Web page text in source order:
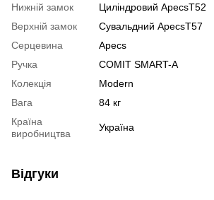
Нижній замок
Циліндровий ApecsT52
Верхній замок
Сувальдний ApecsT57
Серцевина
Apecs
Ручка
COMIT SMART-A
Колекція
Modern
Вага
84 кг
Країна
виробництва
Україна
Відгуки